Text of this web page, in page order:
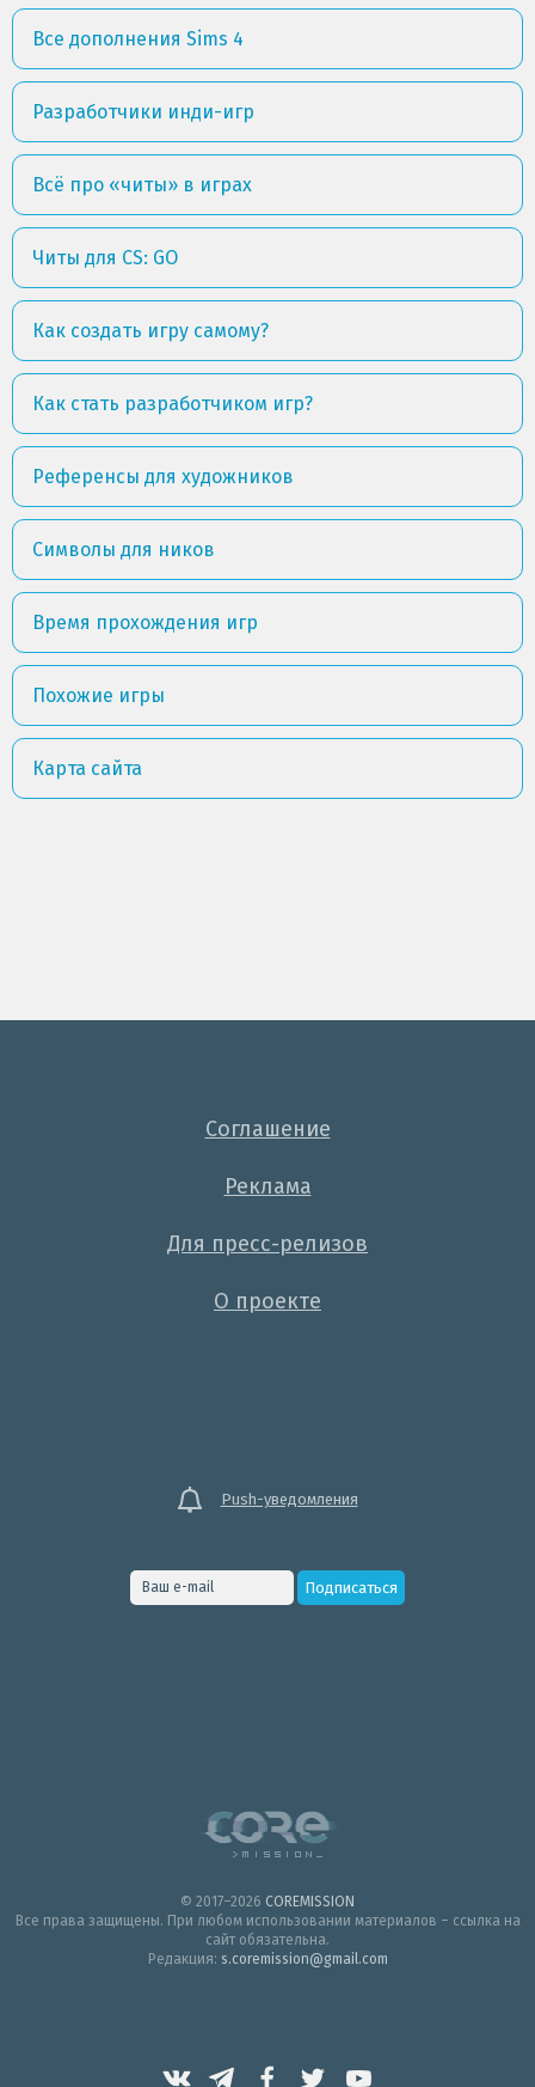
Все дополнения Sims 4
Разработчики инди-игр
Всё про «читы» в играх
Читы для CS: GO
Как создать игру самому?
Как стать разработчиком игр?
Референсы для художников
Символы для ников
Время прохождения игр
Похожие игры
Карта сайта
Соглашение
Реклама
Для пресс-релизов
О проекте
Push-уведомления
© 2017–2026 COREMISSION
Все права защищены. При любом использовании материалов – ссылка на
сайт обязательна.
Редакция: s.coremission@gmail.com